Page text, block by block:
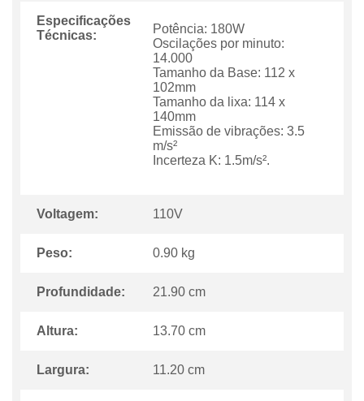
Especificações
Técnicas:
Potência: 180W
Oscilações por minuto:
14.000
Tamanho da Base: 112 x
102mm
Tamanho da lixa: 114 x
140mm
Emissão de vibrações: 3.5
m/s²
Incerteza K: 1.5m/s².
Voltagem: 110V
Peso: 0.90 kg
Profundidade: 21.90 cm
Altura: 13.70 cm
Largura: 11.20 cm